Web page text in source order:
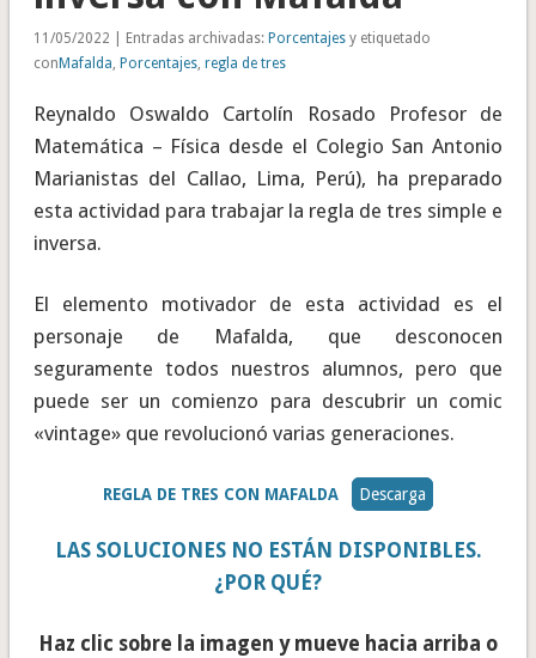
11/05/2022 | Entradas archivadas: Porcentajesy etiquetado
con Mafalda, Porcentajes, regla de tres
Reynaldo Oswaldo Cartolín Rosado Profesor de
Matemática – Física desde el Colegio San Antonio
Marianistas del Callao, Lima, Perú), ha preparado
esta actividad para trabajar la regla de tres simple e
inversa.
El elemento motivador de esta actividad es el
personaje de Mafalda, que desconocen
seguramente todos nuestros alumnos, pero que
puede ser un comienzo para descubrir un comic
«vintage» que revolucionó varias generaciones.
REGLA DE TRES CON MAFALDA Descarga
LAS SOLUCIONES NO ESTÁN DISPONIBLES.
¿POR QUÉ?
Haz clic sobre la imagen y mueve hacia arriba o